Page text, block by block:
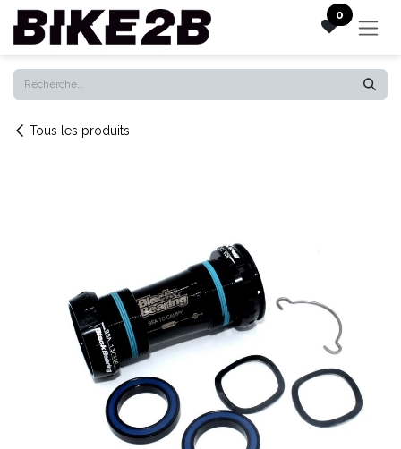
Se rendre au contenu 0
Tous les produits